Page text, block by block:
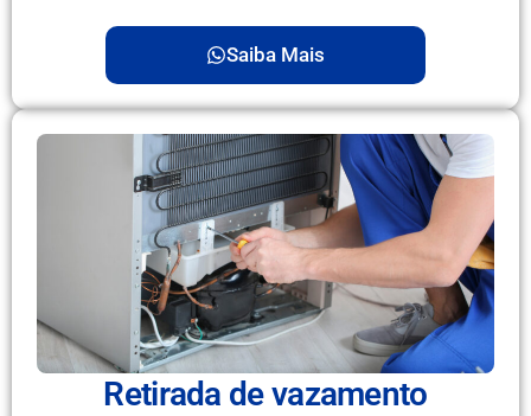
Saiba Mais
Retirada de vazamento